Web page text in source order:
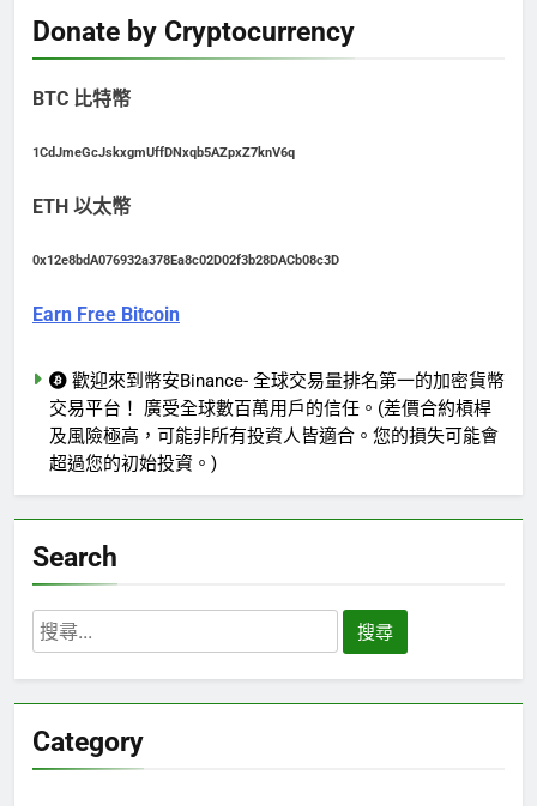
Donate by Cryptocurrency
BTC 比特幣
1CdJmeGcJskxgmUffDNxqb5AZpxZ7knV6q
ETH 以太幣
0x12e8bdA076932a378Ea8c02D02f3b28DACb08c3D
Earn Free Bitcoin
歡迎來到幣安Binance- 全球交易量排名第一的加密貨幣
交易平台！ 廣受全球數百萬用戶的信任。(差價合約槓桿
及風險極高，可能非所有投資人皆適合。您的損失可能會
超過您的初始投資。)
Search
搜
尋
字:
Category